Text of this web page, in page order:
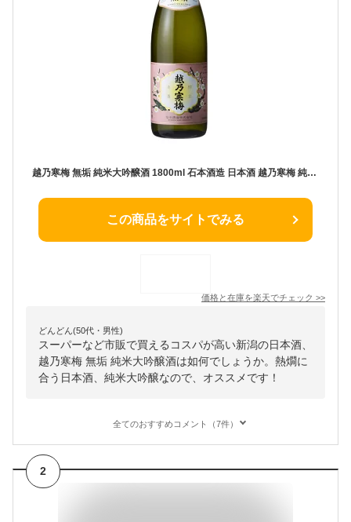
越乃寒梅 無垢 純米大吟醸酒 1800ml 石本酒造 日本酒 越乃寒梅 純米大吟醸酒 石本酒造 プレゼント 日本酒 お酒 ギフト プレゼント 贈答 贈り物 おすすめ 新潟 熱燗 冷酒 辛口 甘口 お歳暮 正月 父の日
この商品をサイトでみる
価格と在庫を楽天でチェック >>
どんどん(50代・男性)
スーパーなど市販で買えるコスパが高い新潟の日本酒、
越乃寒梅 無垢 純米大吟醸酒は如何でしょうか。熱燗に
合う日本酒、純米大吟醸なので、オススメです！
全てのおすすめコメント（7件）
2